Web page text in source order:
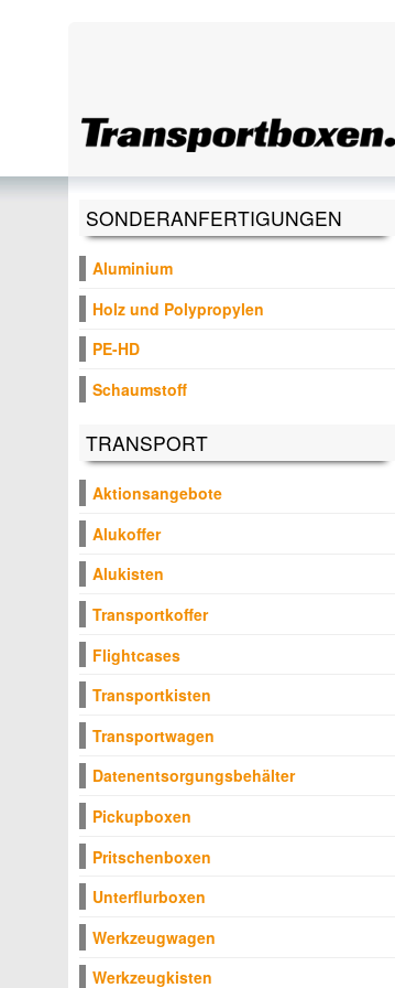
SONDERANFERTIGUNGEN
Aluminium
Holz und Polypropylen
PE-HD
Schaumstoff
TRANSPORT
Aktionsangebote
Alukoffer
Alukisten
Transportkoffer
Flightcases
Transportkisten
Transportwagen
Datenentsorgungsbehälter
Pickupboxen
Pritschenboxen
Unterflurboxen
Werkzeugwagen
Werkzeugkisten